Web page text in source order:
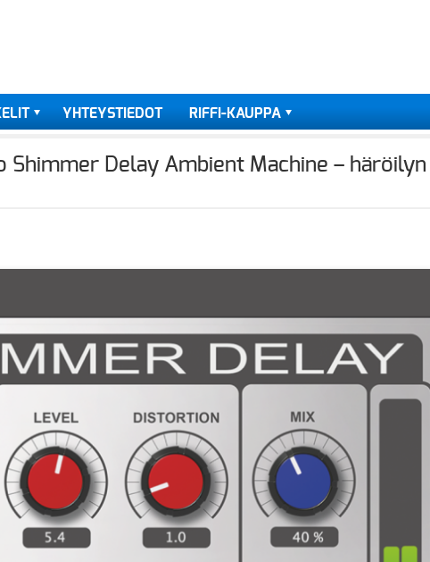
YHTEYSTIEDOT RIFFI-KAUPPA
Shimmer Delay Ambient Machine – häröilyn